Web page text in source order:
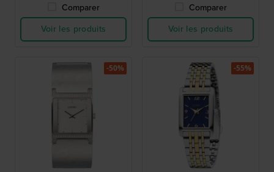
Comparer
Voir les produits
Comparer
Voir les produits
-50% -55%